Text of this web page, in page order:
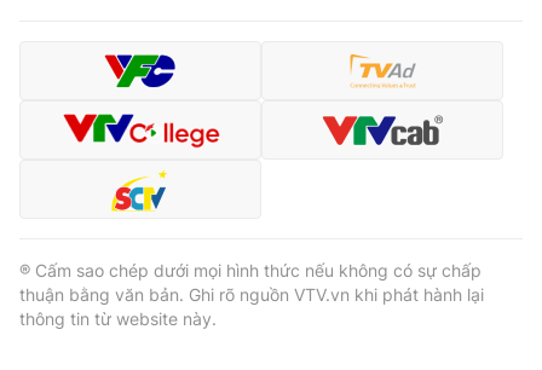
Ðiện thoại Thời báo VTV:
Email:toasoan@vtv.vn
Liên hệ quảng cáo:024-7300.7108
® Cấm sao chép dưới mọi hình thức nếu không có sự chấp
thuận bằng văn bản. Ghi rõ nguồn VTV.vn khi phát hành lại
thông tin từ website này.